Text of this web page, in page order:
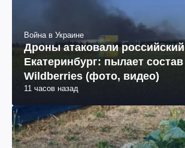
Война в Украине
Дроны атаковали российский
Екатеринбург: пылает состав
Wildberries (фото, видео)
11 часов назад